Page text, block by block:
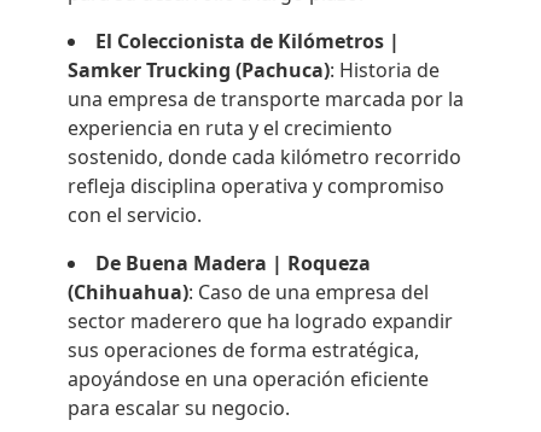
El Coleccionista de Kilómetros |
Samker Trucking (Pachuca): Historia de
una empresa de transporte marcada por la
experiencia en ruta y el crecimiento
sostenido, donde cada kilómetro recorrido
refleja disciplina operativa y compromiso
con el servicio.
De Buena Madera | Roqueza
(Chihuahua): Caso de una empresa del
sector maderero que ha logrado expandir
sus operaciones de forma estratégica,
apoyándose en una operación eficiente
para escalar su negocio.